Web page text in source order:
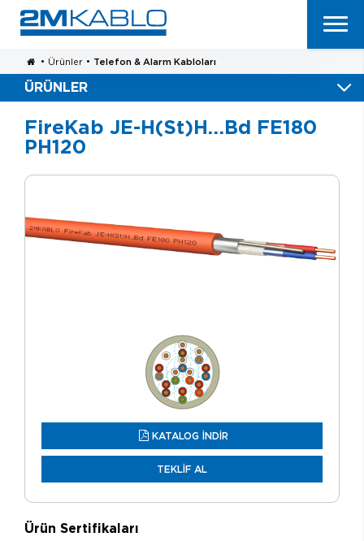
• Ürünler • Telefon & Alarm Kabloları
ÜRÜNLER
FireKab JE-H(St)H…Bd FE180
PH120
KATALOG İNDİR
TEKLİF AL
Ürün Sertifikaları